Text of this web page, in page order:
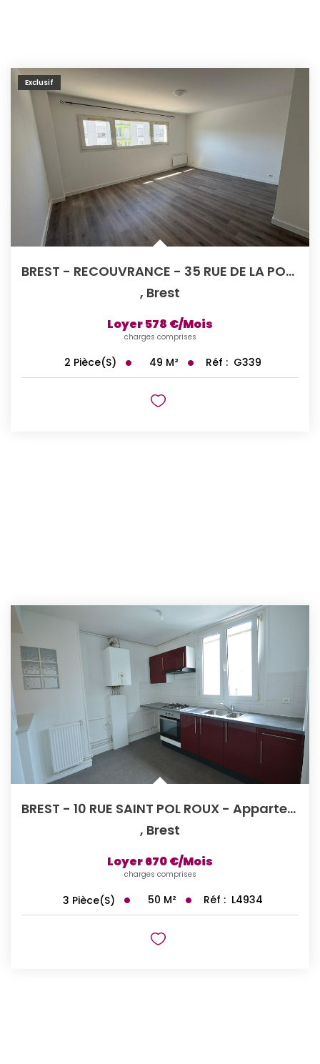
Exclusif
BREST - RECOUVRANCE - 35 RUE DE LA PORTE - Appartement T2...
, Brest
Loyer 578 €/mois
charges comprises
2 Pièce(s) 49 M² Réf : G339
BREST - 10 RUE SAINT POL ROUX - Appartement T2bis / T3 En...
, Brest
Loyer 670 €/mois
charges comprises
3 Pièce(s) 50 M² Réf : L4934